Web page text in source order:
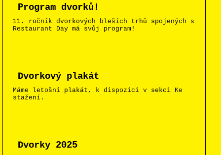
Program dvorků!
11. ročník dvorkových bleších trhů spojených s
Restaurant Day má svůj program!
Dvorkový plakát
Máme letošní plakát, k dispozici v sekci Ke
stažení.
Dvorky 2025